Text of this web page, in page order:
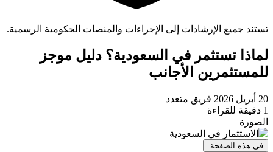
تستند جميع الإرشادات إلى الإجراءات والمنصات الحكومية الرسمية.
لماذا تستثمر في السعودية؟ دليل موجز
للمستثمرين الأجانب
20 أبريل 2026
فريق متعدد
1 دقيقة للقراءة
الصورة
في هذه الصفحة